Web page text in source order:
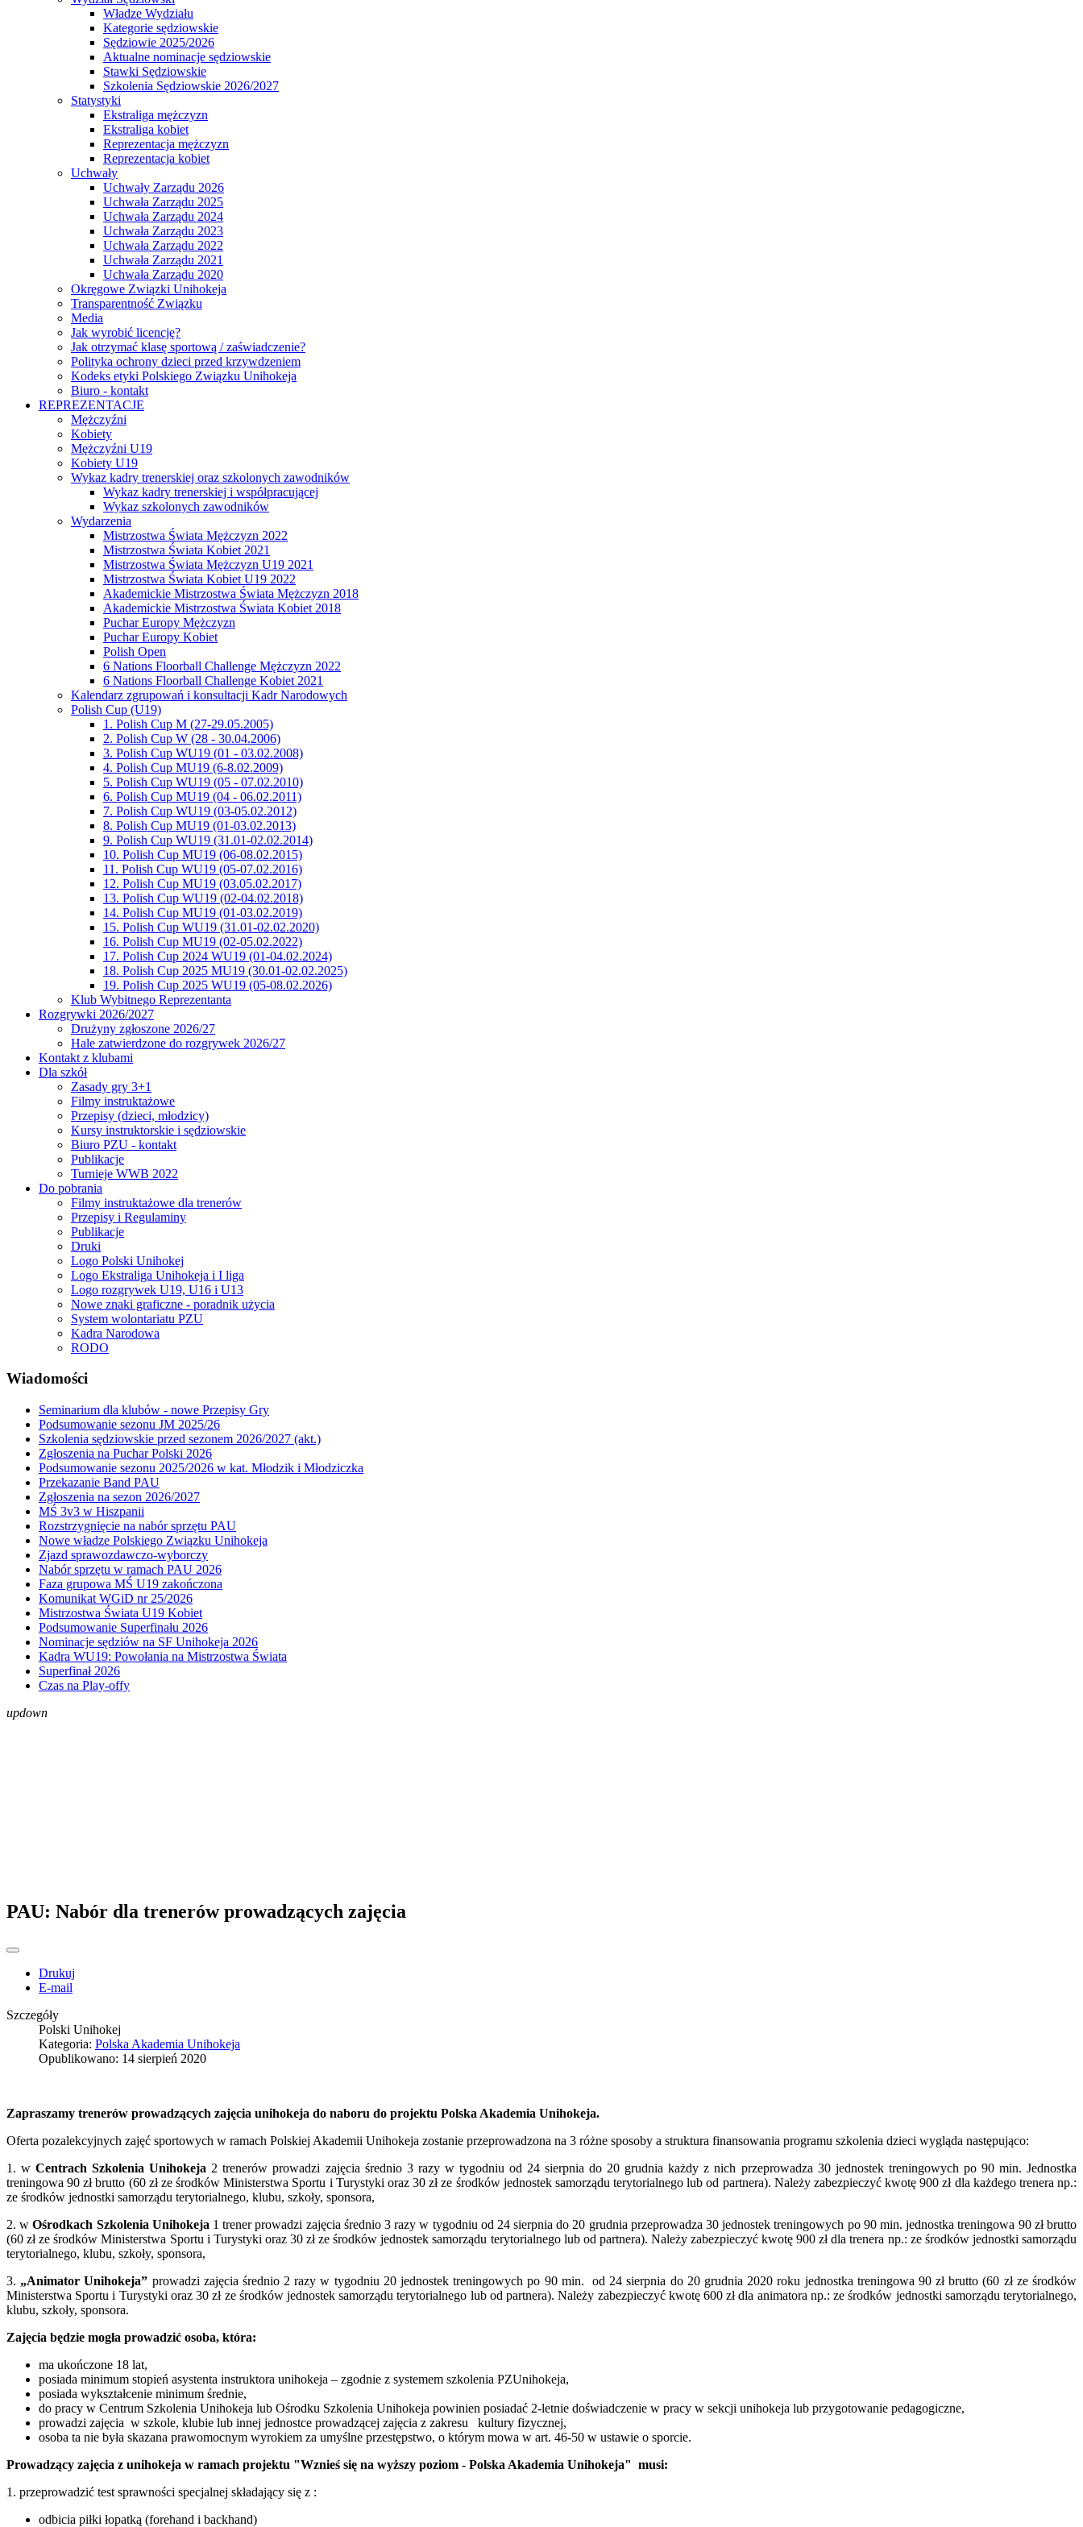
Władze Wydziału
Kategorie sędziowskie
Sędziowie 2025/2026
Aktualne nominacje sędziowskie
Stawki Sędziowskie
Szkolenia Sędziowskie 2026/2027
Statystyki
Ekstraliga mężczyzn
Ekstraliga kobiet
Reprezentacja mężczyzn
Reprezentacja kobiet
Uchwały
Uchwały Zarządu 2026
Uchwała Zarządu 2025
Uchwała Zarządu 2024
Uchwała Zarządu 2023
Uchwała Zarządu 2022
Uchwała Zarządu 2021
Uchwała Zarządu 2020
Okręgowe Związki Unihokeja
Transparentność Związku
Media
Jak wyrobić licencję?
Jak otrzymać klasę sportową / zaświadczenie?
Polityka ochrony dzieci przed krzywdzeniem
Kodeks etyki Polskiego Związku Unihokeja
Biuro - kontakt
REPREZENTACJE
Mężczyźni
Kobiety
Mężczyźni U19
Kobiety U19
Wykaz kadry trenerskiej oraz szkolonych zawodników
Wykaz kadry trenerskiej i współpracującej
Wykaz szkolonych zawodników
Wydarzenia
Mistrzostwa Świata Mężczyzn 2022
Mistrzostwa Świata Kobiet 2021
Mistrzostwa Świata Mężczyzn U19 2021
Mistrzostwa Świata Kobiet U19 2022
Akademickie Mistrzostwa Świata Mężczyzn 2018
Akademickie Mistrzostwa Świata Kobiet 2018
Puchar Europy Mężczyzn
Puchar Europy Kobiet
Polish Open
6 Nations Floorball Challenge Mężczyzn 2022
6 Nations Floorball Challenge Kobiet 2021
Kalendarz zgrupowań i konsultacji Kadr Narodowych
Polish Cup (U19)
1. Polish Cup M (27-29.05.2005)
2. Polish Cup W (28 - 30.04.2006)
3. Polish Cup WU19 (01 - 03.02.2008)
4. Polish Cup MU19 (6-8.02.2009)
5. Polish Cup WU19 (05 - 07.02.2010)
6. Polish Cup MU19 (04 - 06.02.2011)
7. Polish Cup WU19 (03-05.02.2012)
8. Polish Cup MU19 (01-03.02.2013)
9. Polish Cup WU19 (31.01-02.02.2014)
10. Polish Cup MU19 (06-08.02.2015)
11. Polish Cup WU19 (05-07.02.2016)
12. Polish Cup MU19 (03.05.02.2017)
13. Polish Cup WU19 (02-04.02.2018)
14. Polish Cup MU19 (01-03.02.2019)
15. Polish Cup WU19 (31.01-02.02.2020)
16. Polish Cup MU19 (02-05.02.2022)
17. Polish Cup 2024 WU19 (01-04.02.2024)
18. Polish Cup 2025 MU19 (30.01-02.02.2025)
19. Polish Cup 2025 WU19 (05-08.02.2026)
Klub Wybitnego Reprezentanta
Rozgrywki 2026/2027
Drużyny zgłoszone 2026/27
Hale zatwierdzone do rozgrywek 2026/27
Kontakt z klubami
Dla szkół
Zasady gry 3+1
Filmy instruktażowe
Przepisy (dzieci, młodzicy)
Kursy instruktorskie i sędziowskie
Biuro PZU - kontakt
Publikacje
Turnieje WWB 2022
Do pobrania
Filmy instruktażowe dla trenerów
Przepisy i Regulaminy
Publikacje
Druki
Logo Polski Unihokej
Logo Ekstraliga Unihokeja i I liga
Logo rozgrywek U19, U16 i U13
Nowe znaki graficzne - poradnik użycia
System wolontariatu PZU
Kadra Narodowa
RODO
Wiadomości
Seminarium dla klubów - nowe Przepisy Gry
Podsumowanie sezonu JM 2025/26
Szkolenia sędziowskie przed sezonem 2026/2027 (akt.)
Zgłoszenia na Puchar Polski 2026
Podsumowanie sezonu 2025/2026 w kat. Młodzik i Młodziczka
Przekazanie Band PAU
Zgłoszenia na sezon 2026/2027
MŚ 3v3 w Hiszpanii
Rozstrzygnięcie na nabór sprzętu PAU
Nowe władze Polskiego Związku Unihokeja
Zjazd sprawozdawczo-wyborczy
Nabór sprzętu w ramach PAU 2026
Faza grupowa MŚ U19 zakończona
Komunikat WGiD nr 25/2026
Mistrzostwa Świata U19 Kobiet
Podsumowanie Superfinału 2026
Nominacje sędziów na SF Unihokeja 2026
Kadra WU19: Powołania na Mistrzostwa Świata
Superfinał 2026
Czas na Play-offy
updown
PAU: Nabór dla trenerów prowadzących zajęcia
Drukuj
E-mail
Szczegóły
Polski Unihokej
Kategoria: Polska Akademia Unihokeja
Opublikowano: 14 sierpień 2020
Zapraszamy trenerów prowadzących zajęcia unihokeja do naboru do projektu Polska Akademia Unihokeja.
Oferta pozalekcyjnych zajęć sportowych w ramach Polskiej Akademii Unihokeja zostanie przeprowadzona na 3 różne sposoby a struktura finansowania programu szkolenia dzieci wygląda następująco:
1. wCentrach Szkolenia Unihokeja 2 trenerów prowadzi zajęcia średnio 3 razy w tygodniu od 24 sierpnia do 20 grudnia każdy z nich przeprowadza 30 jednostek treningowych po 90 min. Jednostka
treningowa 90 zł brutto (60 zł ze środków Ministerstwa Sportu i Turystyki oraz 30 zł ze środków jednostek samorządu terytorialnego lub od partnera). Należy zabezpieczyć kwotę 900 zł dla każdego trenera np.:
ze środków jednostki samorządu terytorialnego, klubu, szkoły, sponsora,
2. wOśrodkach Szkolenia Unihokeja 1 trener prowadzi zajęcia średnio 3 razy w tygodniu od 24 sierpnia do 20 grudnia przeprowadza 30 jednostek treningowych po 90 min. jednostka treningowa 90 zł brutto
(60 zł ze środków Ministerstwa Sportu i Turystyki oraz 30 zł ze środków jednostek samorządu terytorialnego lub od partnera). Należy zabezpieczyć kwotę 900 zł dla trenera np.: ze środków jednostki samorządu
terytorialnego, klubu, szkoły, sponsora,
3. „Animator Unihokeja” prowadzi zajęcia średnio 2 razy w tygodniu 20 jednostek treningowych po 90 min. od 24 sierpnia do 20 grudnia 2020 roku jednostka treningowa 90 zł brutto (60 zł ze środków
Ministerstwa Sportu i Turystyki oraz 30 zł ze środków jednostek samorządu terytorialnego lub od partnera). Należy zabezpieczyć kwotę 600 zł dla animatora np.: ze środków jednostki samorządu terytorialnego,
klubu, szkoły, sponsora.
Zajęcia będzie mogła prowadzić osoba, która:
ma ukończone 18 lat,
posiada minimum stopień asystenta instruktora unihokeja – zgodnie z systemem szkolenia PZUnihokeja,
posiada wykształcenie minimum średnie,
do pracy w Centrum Szkolenia Unihokeja lub Ośrodku Szkolenia Unihokeja powinien posiadać 2-letnie doświadczenie w pracy w sekcji unihokeja lub przygotowanie pedagogiczne,
prowadzi zajęcia w szkole, klubie lub innej jednostce prowadzącej zajęcia z zakresu kultury fizycznej,
osoba ta nie była skazana prawomocnym wyrokiem za umyślne przestępstwo, o którym mowa w art. 46-50 w ustawie o sporcie.
Prowadzący zajęcia z unihokeja w ramach projektu "Wznieś się na wyższy poziom - Polska Akademia Unihokeja" musi:
1. przeprowadzić test sprawności specjalnej składający się z :
odbicia piłki łopatką (forehand i backhand)